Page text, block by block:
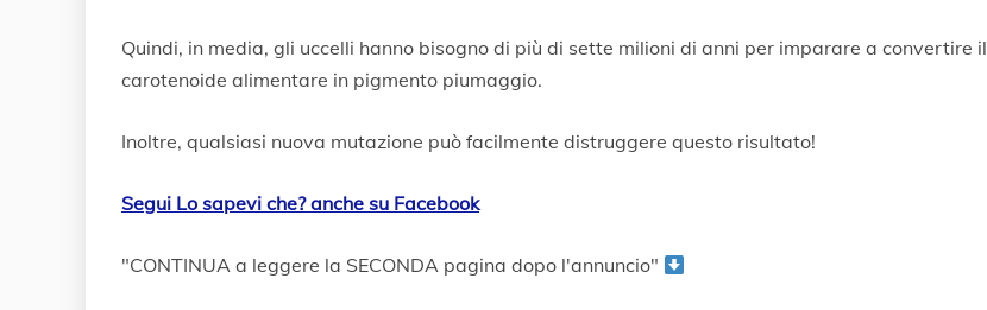
Quindi, in media, gli uccelli hanno bisogno di più di sette milioni di anni per imparare a convertire il
carotenoide alimentare in pigmento piumaggio.
Inoltre, qualsiasi nuova mutazione può facilmente distruggere questo risultato!
Segui Lo sapevi che? anche su Facebook
"CONTINUA a leggere la SECONDA pagina dopo l'annuncio"